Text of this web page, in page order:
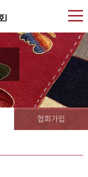
협회가입